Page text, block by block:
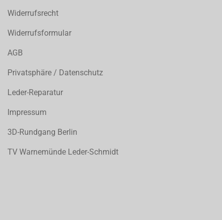
Widerrufsrecht
Widerrufsformular
AGB
Privatsphäre / Datenschutz
Leder-Reparatur
Impressum
3D-Rundgang Berlin
TV Warnemünde Leder-Schmidt